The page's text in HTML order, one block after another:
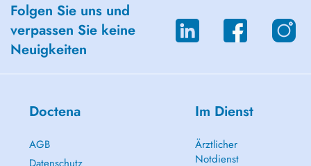
Folgen Sie uns und
verpassen Sie keine
Neuigkeiten
Doctena
AGB
Im Dienst
Ärztlicher
Notdienst